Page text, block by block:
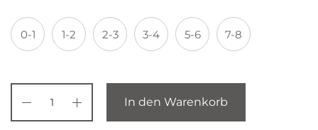
0-1 1-2 2-3 3-4 5-6 7-8
In den Warenkorb